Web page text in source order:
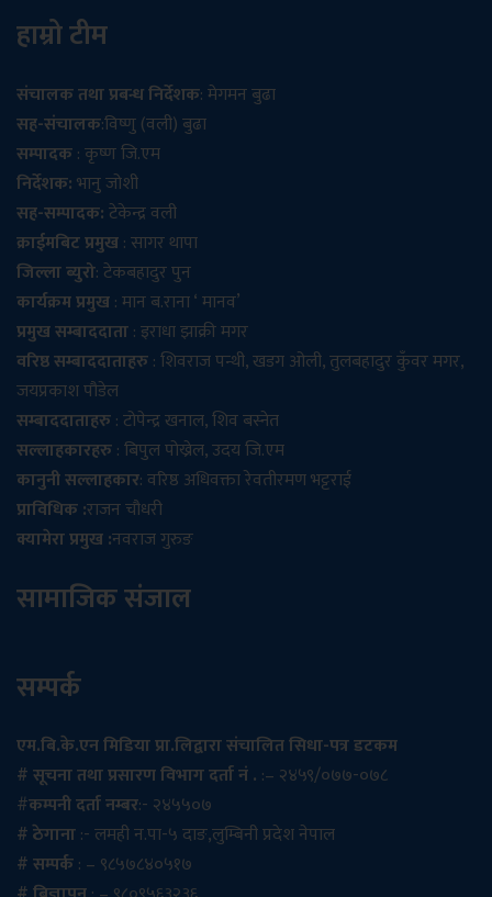
हाम्रो टीम
संचालक तथा प्रबन्ध निर्देशक: मेगमन बुढा
सह-संचालक:विष्णु (वली) बुढा
सम्पादक: कृष्ण जि.एम
निर्देशक:भानु जोशी
सह-सम्पादक:टेकेन्द्र वली
क्राईमबिट प्रमुख: सागर थापा
जिल्ला ब्युरो: टेकबहादुर पुन
कार्यक्रम प्रमुख: मान ब.राना ‘ मानव’
प्रमुख सम्बाददाता: इराधा झाक्री मगर
वरिष्ठ सम्बाददाताहरु: शिवराज पन्थी, खडग ओली, तुलबहादुर कुँवर मगर,
जयप्रकाश पौडेल
सम्बाददाताहरु: टोपेन्द्र खनाल, शिव बस्नेत
सल्लाहकारहरु: बिपुल पोख्रेल, उदय जि.एम
कानुनी सल्लाहकार: वरिष्ठ अधिवक्ता रेवतीरमण भट्टराई
प्राविधिक :राजन चौधरी
क्यामेरा प्रमुख :नवराज गुरुङ
सामाजिक संजाल
सम्पर्क
एम.बि.के.एन मिडिया प्रा.लिद्वारा संचालित सिधा-पत्र डटकम
# सूचना तथा प्रसारण विभाग दर्ता नं . :– २४५९/०७७-०७८
#कम्पनी दर्ता नम्बर:- २४५५०७
# ठेगाना:- लमही न.पा-५ दाङ,लुम्बिनी प्रदेश नेपाल
# सम्पर्क: – ९८५७८४०५१७